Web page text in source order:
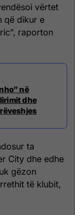
vërtet
që dikur e
raporton
në
dhe
ta
City dhe edhe
gëzon
të klubit,